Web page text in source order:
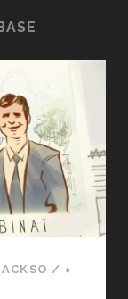
/ ⬧